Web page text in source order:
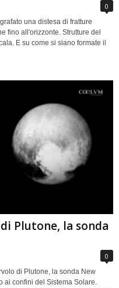
0
una distesa di fratture
fino all'orizzonte. Strutture del
E su come si siano formate il
Plutone, la sonda
0
di Plutone, la sonda New
ai confini del Sistema Solare.